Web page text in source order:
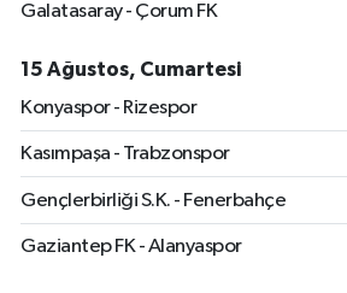
Galatasaray - Çorum FK
15 Ağustos, Cumartesi
Konyaspor - Rizespor
Kasımpaşa - Trabzonspor
Gençlerbirliği S.K. - Fenerbahçe
Gaziantep FK - Alanyaspor